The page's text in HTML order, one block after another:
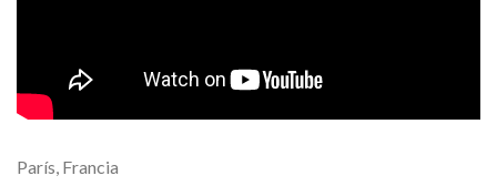
París, Francia